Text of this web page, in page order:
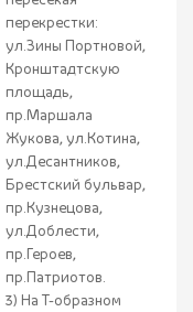
перекрестки:
ул.Зины Портновой,
Кронштадтскую
площадь,
пр.Маршала
Жукова, ул.Котина,
ул.Десантников,
Брестский бульвар,
пр.Кузнецова,
ул.Доблести,
пр.Героев,
пр.Патриотов.
3) На Т-образном